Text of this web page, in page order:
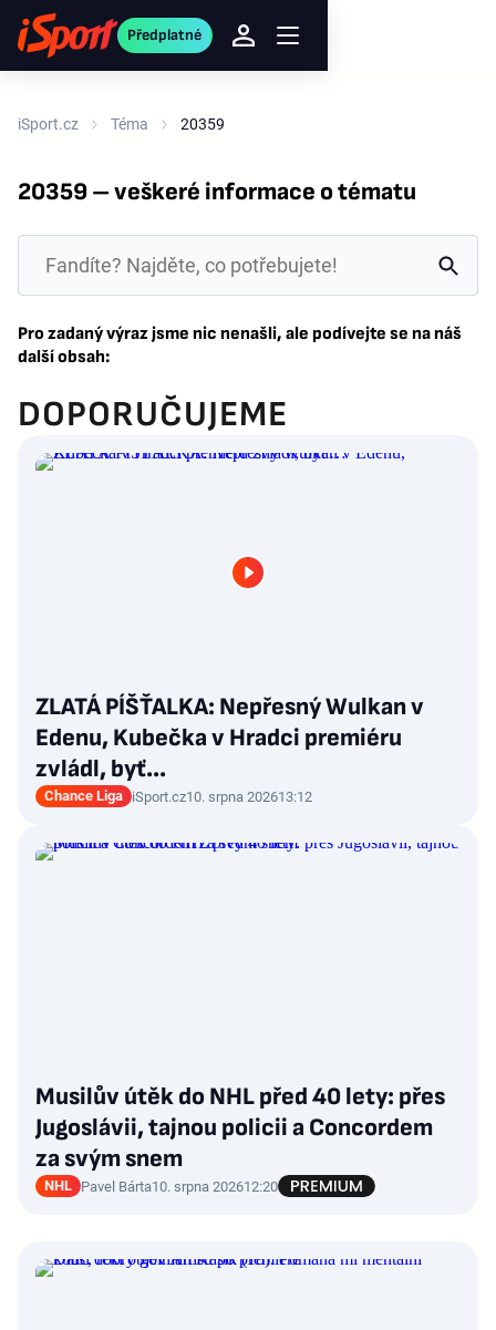
Předplatné
iSport.cz Téma 20359
20359 – veškeré informace o tématu
Pro zadaný výraz jsme nic nenašli, ale podívejte se na náš
další obsah:
DOPORUČUJEME
ZLATÁ PÍŠŤALKA: Nepřesný Wulkan v
Edenu, Kubečka v Hradci premiéru
zvládl, byť…
Chance Liga iSport.cz10. srpna 202613:12
Musilův útěk do NHL před 40 lety: přes
Jugoslávii, tajnou policii a Concordem
za svým snem
NHL Pavel Bárta10. srpna 202612:20